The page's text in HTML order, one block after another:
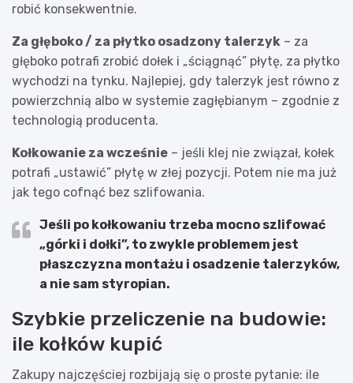
robić konsekwentnie.
Za głęboko / za płytko osadzony talerzyk – za
głęboko potrafi zrobić dołek i „ściągnąć” płytę, za płytko
wychodzi na tynku. Najlepiej, gdy talerzyk jest równo z
powierzchnią albo w systemie zagłębianym – zgodnie z
technologią producenta.
Kołkowanie za wcześnie – jeśli klej nie związał, kołek
potrafi „ustawić” płytę w złej pozycji. Potem nie ma już
jak tego cofnąć bez szlifowania.
Jeśli po kołkowaniu trzeba mocno szlifować
„górki i dołki”, to zwykle problemem jest
płaszczyzna montażu i osadzenie talerzyków,
a nie sam styropian.
Szybkie przeliczenie na budowie:
ile kołków kupić
Zakupy najczęściej rozbijają się o proste pytanie: ile